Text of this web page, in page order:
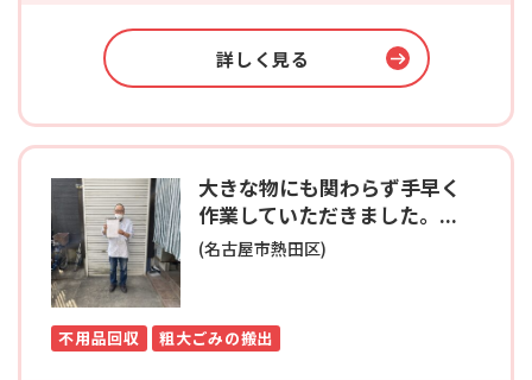
詳しく見る
大きな物にも関わらず手早く
作業していただきました。...
(名古屋市熱田区)
不用品回収 粗大ごみの搬出